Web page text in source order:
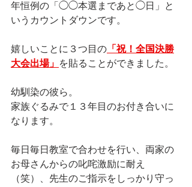
年恒例の「◯◯本選まであと◯日」と
いうカウントダウンです。
嬉しいことに３つ目の「祝！全国決勝
大会出場」を貼ることができました。
幼馴染の彼ら。
家族ぐるみで１３年目のお付き合いに
なります。
毎日毎日教室で合わせを行い、両家の
お母さんからの叱咤激励に耐え
（笑）、先生のご指示をしっかり守っ